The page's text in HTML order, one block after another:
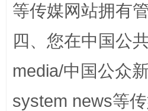
阿坝州三大球赛在茂县开
等传媒网站拥有
四、您在中国公
media/中国公众
system news等